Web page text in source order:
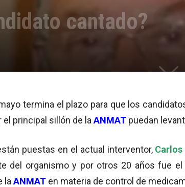
cantado?
termina el plazo para que los
el principal sillón de la ANMAT puedan
puestas en el actual interventor, Carlos
del organismo y por otros 20 años fue el
la ANMAT en materia de control de